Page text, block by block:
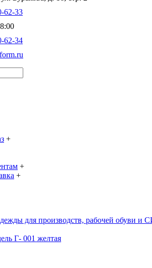
62-33
62-34
+
+
+
для производств, рабочей обуви и
Г- 001 желтая